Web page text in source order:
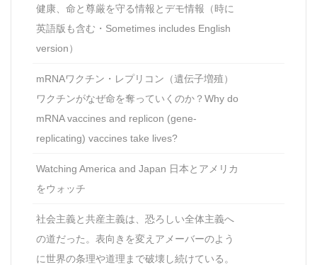
健康、命と尊厳を守る情報とデモ情報（時に
英語版も含む・Sometimes includes English
version）
mRNAワクチン・レプリコン（遺伝子増殖）
ワクチンがなぜ命を奪っていくのか？Why do
mRNA vaccines and replicon (gene-
replicating) vaccines take lives?
Watching America and Japan 日本とアメリカ
をウォッチ
社会主義と共産主義は、恐ろしい全体主義へ
の道だった。表向きを変えアメーバーのよう
に世界の条理や道理まで破壊し続けている。